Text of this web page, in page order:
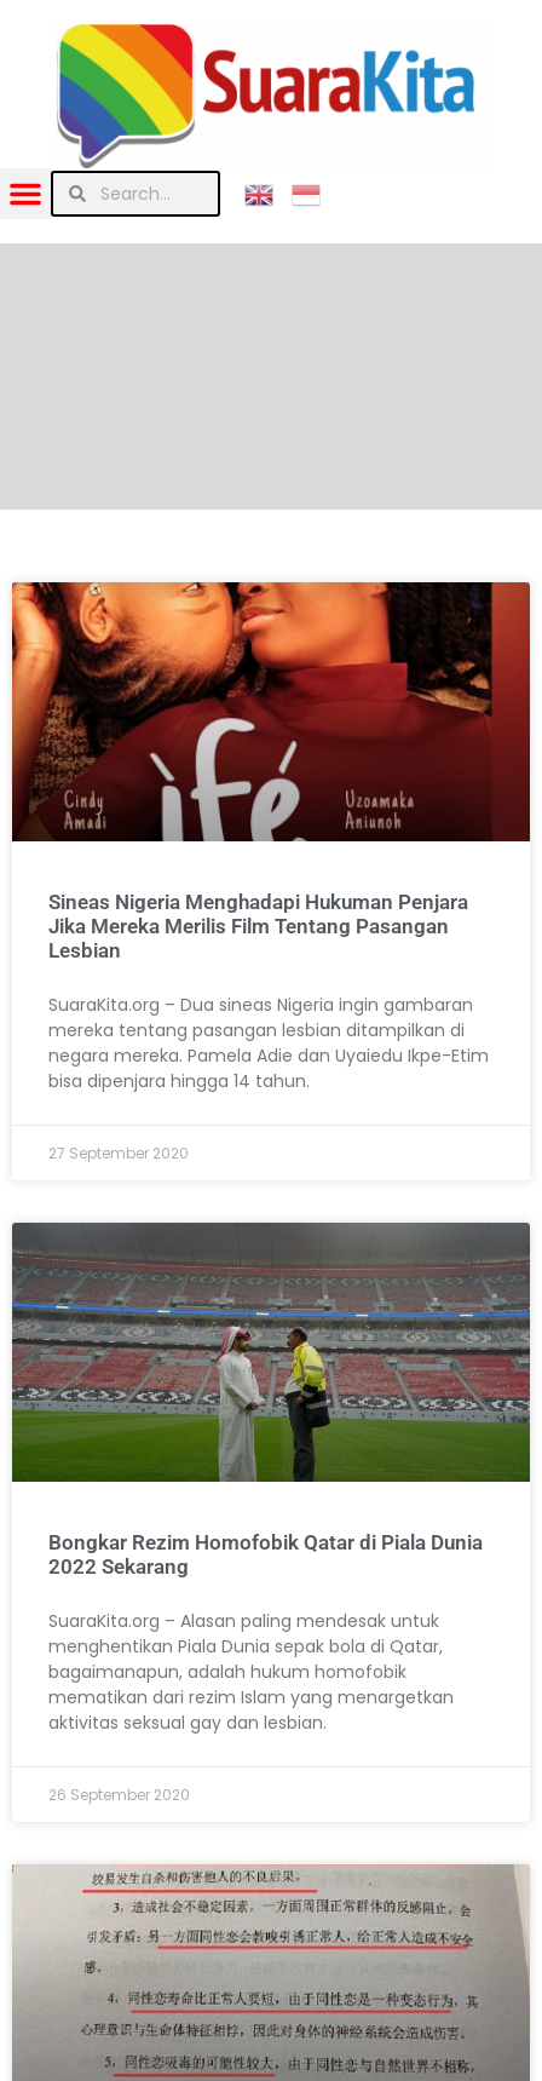
Sineas Nigeria Menghadapi Hukuman Penjara
Jika Mereka Merilis Film Tentang Pasangan
Lesbian
SuaraKita.org – Dua sineas Nigeria ingin gambaran
mereka tentang pasangan lesbian ditampilkan di
negara mereka. Pamela Adie dan Uyaiedu Ikpe-Etim
bisa dipenjara hingga 14 tahun.
27 September 2020
Bongkar Rezim Homofobik Qatar di Piala Dunia
2022 Sekarang
SuaraKita.org – Alasan paling mendesak untuk
menghentikan Piala Dunia sepak bola di Qatar,
bagaimanapun, adalah hukum homofobik
mematikan dari rezim Islam yang menargetkan
aktivitas seksual gay dan lesbian.
26 September 2020